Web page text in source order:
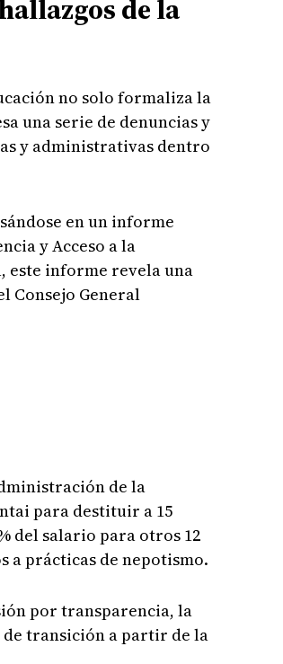
de la
no solo formaliza la
una serie de denuncias y
y administrativas dentro
en un informe
y Acceso a la
este informe revela una
Consejo General
de la
para destituir a 15
del salario para otros 12
a prácticas de nepotismo.
por transparencia, la
transición a partir de la